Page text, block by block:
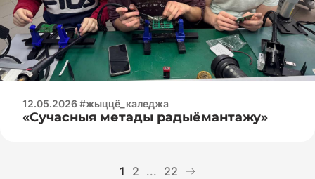
12.05.2026 #жыццё_каледжа
«Сучасныя метады радыёмантажу»
1 2 ... 22